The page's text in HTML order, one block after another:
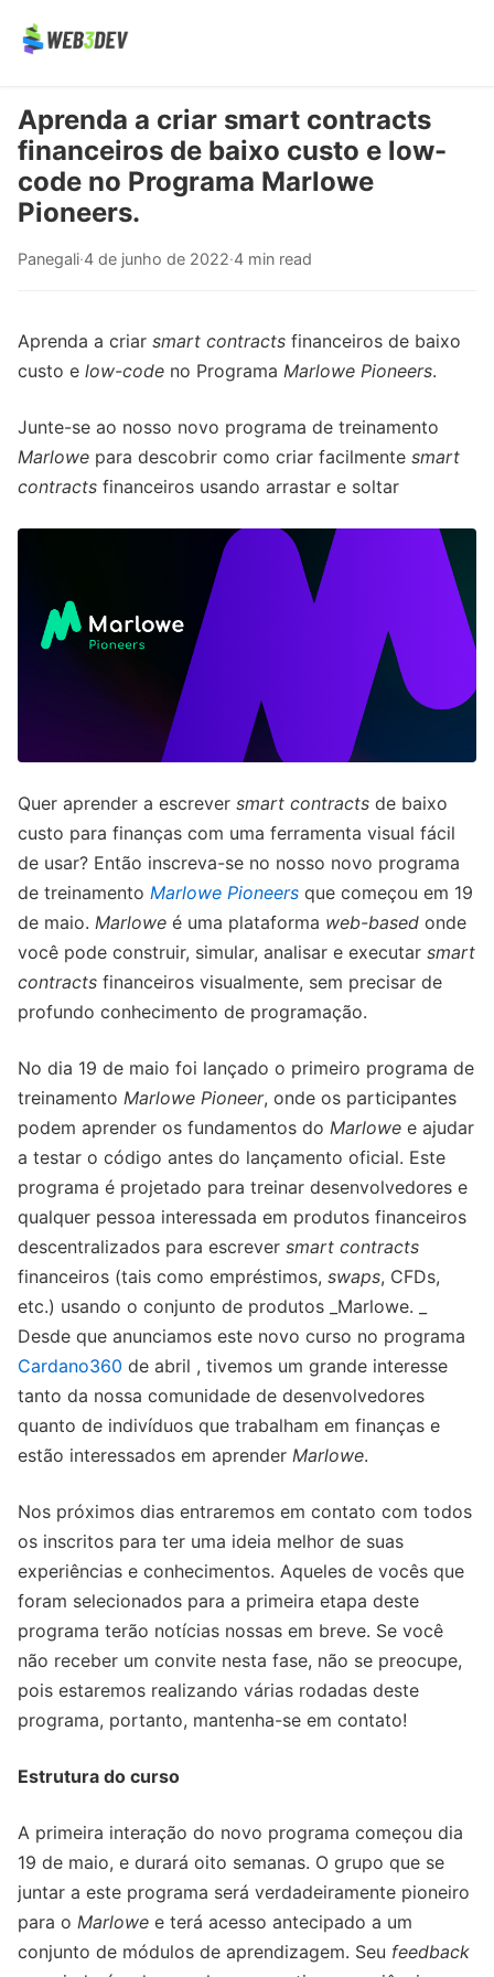
Aprenda a criar smart contracts
financeiros de baixo custo e low-
code no Programa Marlowe
Pioneers.
Panegali·4 de junho de 2022·4 min read
Aprenda a criar smart contracts financeiros de baixo
custo e low-code no Programa Marlowe Pioneers.
Junte-se ao nosso novo programa de treinamento
Marlowe para descobrir como criar facilmente smart
contracts financeiros usando arrastar e soltar
Quer aprender a escrever smart contracts de baixo
custo para finanças com uma ferramenta visual fácil
de usar? Então inscreva-se no nosso novo programa
de treinamento Marlowe Pioneers que começou em 19
de maio. Marlowe é uma plataforma web-based onde
você pode construir, simular, analisar e executar smart
contracts financeiros visualmente, sem precisar de
profundo conhecimento de programação.
No dia 19 de maio foi lançado o primeiro programa de
treinamento Marlowe Pioneer, onde os participantes
podem aprender os fundamentos do Marlowe e ajudar
a testar o código antes do lançamento oficial. Este
programa é projetado para treinar desenvolvedores e
qualquer pessoa interessada em produtos financeiros
descentralizados para escrever smart contracts
financeiros (tais como empréstimos, swaps, CFDs,
etc.) usando o conjunto de produtos _Marlowe. _
Desde que anunciamos este novo curso no programa
Cardano360 de abril , tivemos um grande interesse
tanto da nossa comunidade de desenvolvedores
quanto de indivíduos que trabalham em finanças e
estão interessados ​​em aprender Marlowe.
Nos próximos dias entraremos em contato com todos
os inscritos para ter uma ideia melhor de suas
experiências e conhecimentos. Aqueles de vocês que
foram selecionados para a primeira etapa deste
programa terão notícias nossas em breve. Se você
não receber um convite nesta fase, não se preocupe,
pois estaremos realizando várias rodadas deste
programa, portanto, mantenha-se em contato!
Estrutura do curso
A primeira interação do novo programa começou dia
19 de maio, e durará oito semanas. O grupo que se
juntar a este programa será verdadeiramente pioneiro
para o Marlowe e terá acesso antecipado a um
conjunto de módulos de aprendizagem. Seu feedback